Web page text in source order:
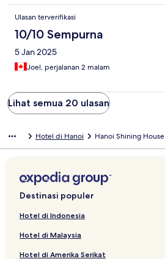
Ulasan terverifikasi
10/10 Sempurna
5 Jan 2025
Joel, perjalanan 2 malam
Lihat semua 20 ulasan
Hotel di Hanoi Hanoi Shining House
Destinasi populer
Hotel di Indonesia
Hotel di Malaysia
Hotel di Amerika Serikat